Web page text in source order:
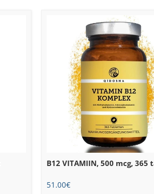
B12 VITAMIIN, 500 mcg,
51.00€